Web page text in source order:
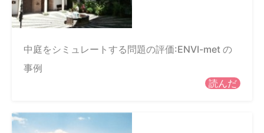
中庭をシミュレートする問題の評価:ENVI-met の
事例
読んだ